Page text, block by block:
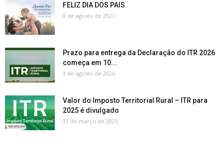
FELIZ DIA DOS PAIS
8 de agosto de 2021
Prazo para entrega da Declaração do ITR 2026
começa em 10...
3 de agosto de 2026
Valor do Imposto Territorial Rural – ITR para
2025 é divulgado
31 de março de 2025